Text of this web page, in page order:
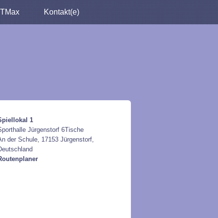
Kontakt(e)
1
Jürgenstorf 6Tische
der Schule, 17153 Jürgenstorf,